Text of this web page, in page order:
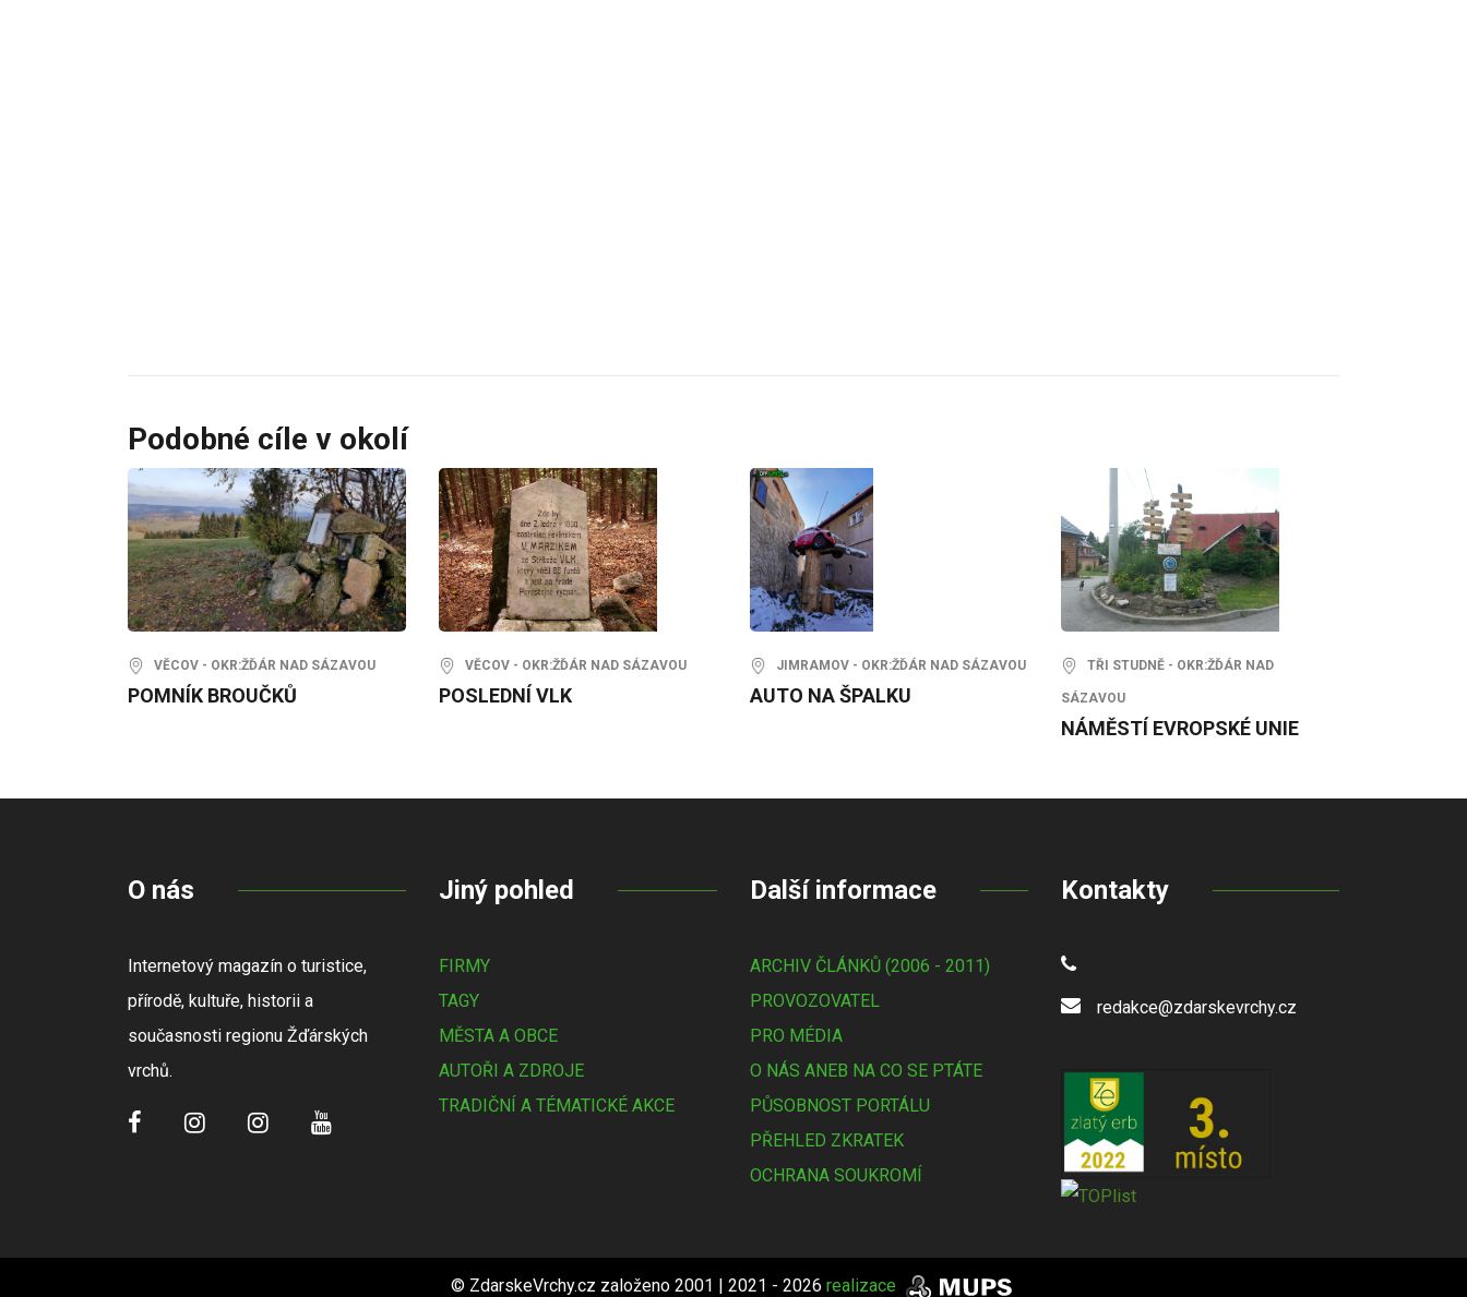
Podobné cíle v okolí
VĚCOV - OKR:ŽĎÁR NAD SÁZAVOU
POMNÍK BROUČKŮ
VĚCOV - OKR:ŽĎÁR NAD SÁZAVOU
POSLEDNÍ VLK
JIMRAMOV - OKR:ŽĎÁR NAD SÁZAVOU
AUTO NA ŠPALKU
TŘI STUDNĚ - OKR:ŽĎÁR NAD
SÁZAVOU
NÁMĚSTÍ EVROPSKÉ UNIE
O nás
Internetový magazín o turistice,
přírodě, kultuře, historii a
současnosti regionu Žďárských
vrchů.
Jiný pohled
FIRMY
TAGY
MĚSTA A OBCE
AUTOŘI A ZDROJE
TRADIČNÍ A TÉMATICKÉ AKCE
Další informace
ARCHIV ČLÁNKŮ (2006 - 2011)
PROVOZOVATEL
PRO MÉDIA
O NÁS ANEB NA CO SE PTÁTE
PŮSOBNOST PORTÁLU
PŘEHLED ZKRATEK
OCHRANA SOUKROMÍ
Kontakty
redakce@zdarskevrchy.cz
© ZdarskeVrchy.cz založeno 2001 | 2021 - 2026 realizace